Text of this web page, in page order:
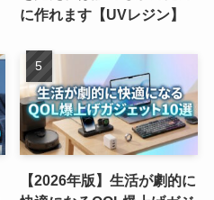
に作れます【UVレジン】
【2026年版】生活が劇的に